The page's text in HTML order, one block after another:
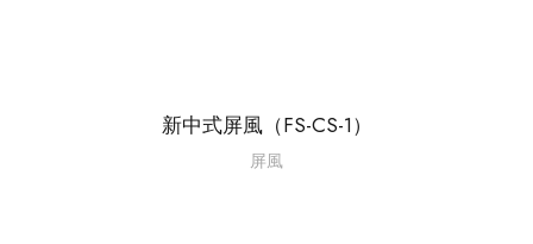
新中式屏風（FS-CS-1）
屏風